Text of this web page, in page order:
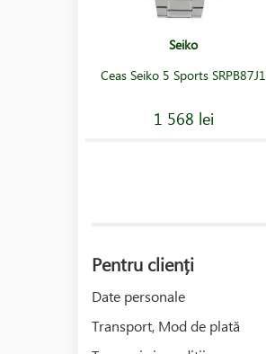
Seiko
Ceas Seiko 5 Sports SRPB87J1
1 568 lei
Pentru clienți
Date personale
Transport, Mod de plată